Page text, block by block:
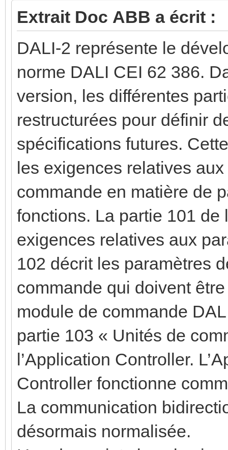
Extrait Doc ABB a écrit :
DALI-2 représente le
norme DALI CEI 62 386.
version, les différentes
restructurées pour définir
spécifications futures.
les exigences relatives
commande en matière de
fonctions. La partie 101 de
exigences relatives aux
102 décrit les paramètres
commande qui doivent
module de commande
partie 103 « Unités de
l’Application Controller.
Controller fonctionne
La communication
désormais normalisée.